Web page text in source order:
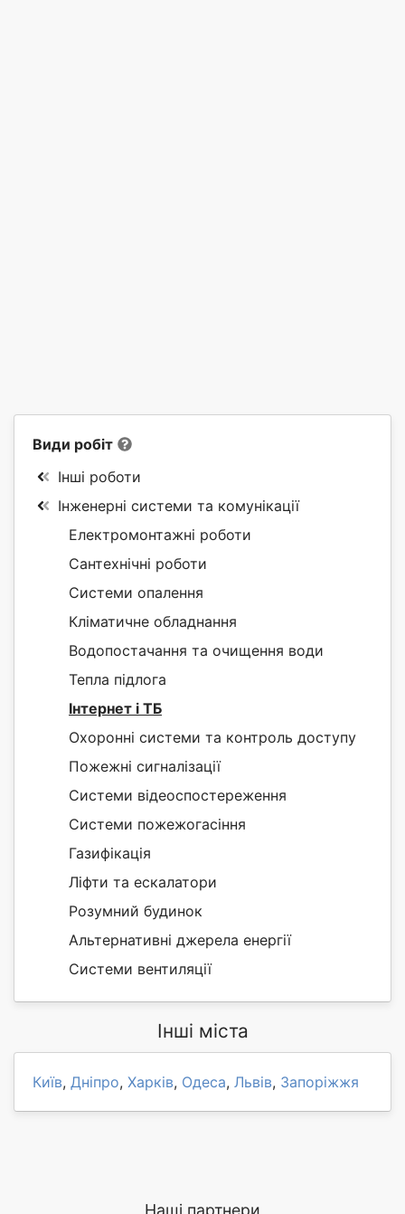
Види робіт
Інші роботи
Інженерні системи та комунікації
Електромонтажні роботи
Сантехнічні роботи
Системи опалення
Кліматичне обладнання
Водопостачання та очищення води
Тепла підлога
Інтернет і ТБ
Охоронні системи та контроль доступу
Пожежні сигналізації
Системи відеоспостереження
Системи пожежогасіння
Газифікація
Ліфти та ескалатори
Розумний будинок
Альтернативні джерела енергії
Системи вентиляції
Інші міста
Київ, Дніпро, Харків, Одеса, Львів, Запоріжжя
Наші партнери